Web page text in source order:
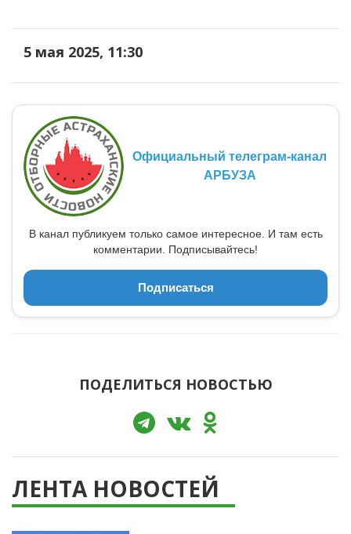
5 мая 2025, 11:30
Официальный телеграм-канал
АРБУЗА
В канал публикуем только самое интересное. И там есть
комментарии. Подписывайтесь!
Подписаться
ПОДЕЛИТЬСЯ НОВОСТЬЮ
ЛЕНТА НОВОСТЕЙ